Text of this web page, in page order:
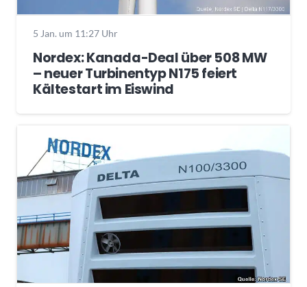
5 Jan. um 11:27 Uhr
Nordex: Kanada-Deal über 508 MW
– neuer Turbinentyp N175 feiert
Kältestart im Eiswind